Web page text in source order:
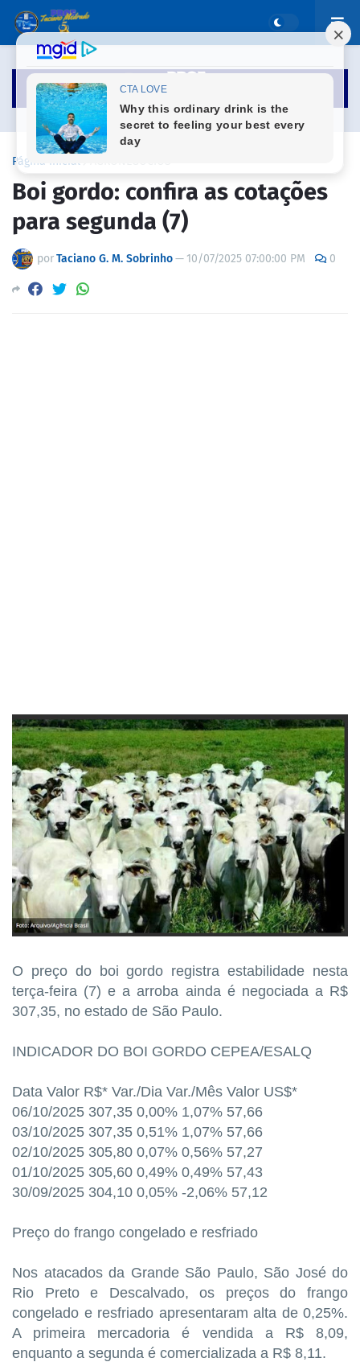
Página inicial
Boi gordo: confira as cotações
para segunda (7)
porTaciano G. M. Sobrinho— 10/07/2025 07:00:00 PM 0
O preço do boi gordo registra estabilidade nesta
terça-feira (7) e a arroba ainda é negociada a R$
307,35, no estado de São Paulo.
INDICADOR DO BOI GORDO CEPEA/ESALQ
Data Valor R$* Var./Dia Var./Mês Valor US$*
06/10/2025 307,35 0,00% 1,07% 57,66
03/10/2025 307,35 0,51% 1,07% 57,66
02/10/2025 305,80 0,07% 0,56% 57,27
01/10/2025 305,60 0,49% 0,49% 57,43
30/09/2025 304,10 0,05% -2,06% 57,12
Preço do frango congelado e resfriado
Nos atacados da Grande São Paulo, São José do
Rio Preto e Descalvado, os preços do frango
congelado e resfriado apresentaram alta de 0,25%.
A primeira mercadoria é vendida a R$ 8,09,
enquanto a segunda é comercializada a R$ 8,11.